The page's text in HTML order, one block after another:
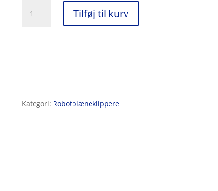
Automower®
Tilføj til kurv
Kategori: Robotplæneklippere